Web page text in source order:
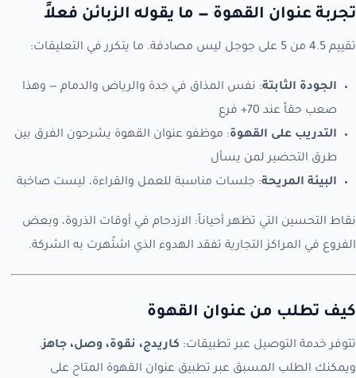
تجربة عنوان القهوة — ما يقوله الزبائن فعلاً
تقييم 4.5 من 5 على جوجل ليس مصادفة. ما يتكرر في التعليقات:
الجودة الثابتة: نفس المذاق في جدة والرياض والدمام — وهذا
صعب حقاً عند 70+ فرع
التدريب على القهوة: موظفو عنوان القهوة يشرحون الفرق بين
طرق التحضير لمن يسأل
البيئة المريحة: جلسات مناسبة للعمل والقراءة، ليست صاخبة
نقاط التحسين التي تظهر أحياناً: الازدحام في أوقات الذروة، وبعض
الفروع في المراكز التجارية تفقد الهدوء الذي اشتُهرت به الشركة.
كيف تطلب من عنوان القهوة
تتوفر خدمة التوصيل عبر تطبيقات: كاريدج، نقوة، وصل، جاهز.
ويمكنك الطلب المسبق عبر تطبيق عنوان القهوة المتاح على